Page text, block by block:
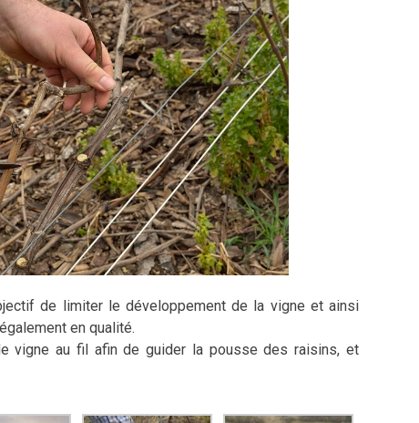
de limiter le développement de la vigne et ainsi
en qualité.
vigne au fil afin de guider la pousse des raisins, et
Dr Damian Stoupe
a year ago
Très bon accueil. Je viens de déguster la
Grande Réserve 2019, qui est magnifique !